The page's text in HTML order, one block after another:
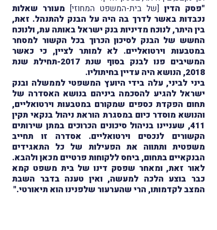
"פסק הדין [של בית-המשפט המחוזי] מעורר שאלות
נכבדות באשר לדרך בה היה על הבנק להתנהל. זאת,
בין היתר, לנוכח מדיניות בנק ישראל באותה עת, ולנוכח
החשש של הבנק לסיכון הכרוך בכל הקשור למסחר
במטבעות וירטואליים. לא למותר לציין, כי כאשר
המשיבים פנו לבנק בסוף שנת 2017-תחילת שנת
2018, הנושא היה עדיין בחיתוליו.
ביני לביני, עלה בידי היועץ המשפטי לממשלה ובנק
ישראל להגיע להסכמה ביניהם בנושא האסדרה של
תחום הפקדת כספים שמקורם במטבעות וירטואליים,
והנושא מוסדר כיום במסגרת הוראת ניהול בנקאי תקין
411, שעניינו בניהול סיכונים הכרוכים במתן שירותים
הקשורים לנכסים וירטואליים. אסדרה זו תחייב
משפטית ותתווה את הפעילות של כל התאגידים
הבנקאיים בתחום, ביחס ללקוחות פרטיים מכאן ולהבא.
לאור זאת, ומאחר שפסק דינו של בית משפט קמא
כבר בוצע הלכה למעשה, ואין טענה בדבר השבת
המצב לקדמותו, הרי שהערעור שלפנינו הוא תיאורטי."